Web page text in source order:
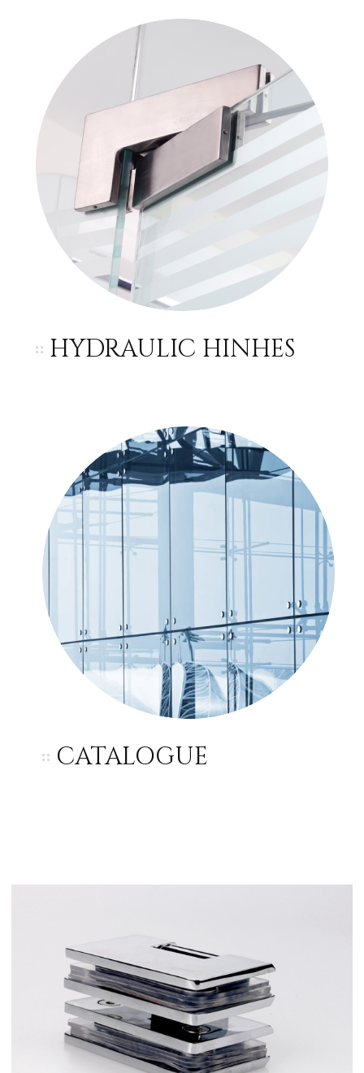
HYDRAULIC HINHES
CATALOGUE